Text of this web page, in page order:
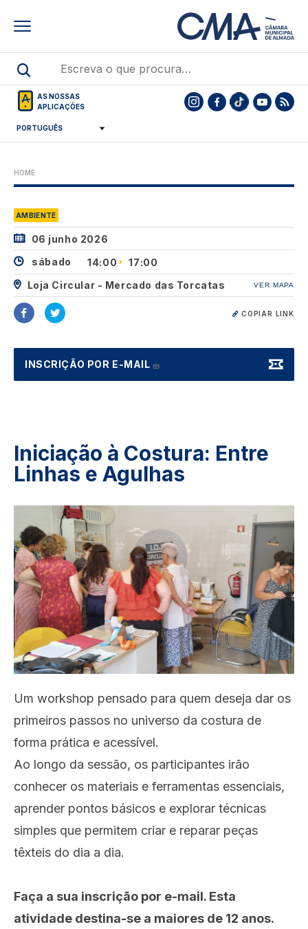
AS NOSSAS
APLICAÇÕES
HOME
AMBIENTE
06 junho 2026
sábado
14:00
17:00
Loja Circular - Mercado das Torcatas
VER MAPA
COPIAR LINK
INSCRIÇÃO POR E-MAIL
Iniciação à Costura: Entre
Linhas e Agulhas
Um workshop pensado para quem deseja dar os
primeiros passos no universo da costura de
forma prática e acessível.
Ao longo da sessão, os participantes irão
conhecer os materiais e ferramentas essenciais,
aprender pontos básicos e explorar técnicas
simples que permitem criar e reparar peças
têxteis do dia a dia.
Faça a sua inscrição por e-mail. Esta
atividade destina-se a maiores de 12 anos.